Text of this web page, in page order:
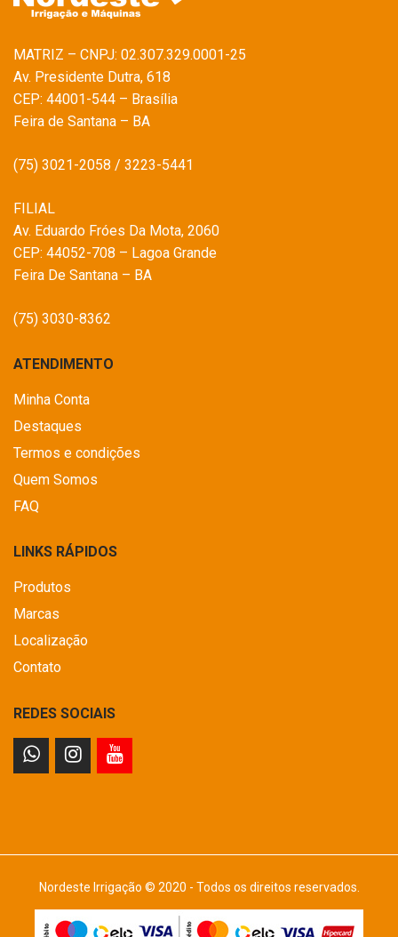
MATRIZ – CNPJ: 02.307.329.0001-25
Av. Presidente Dutra, 618
CEP: 44001-544 – Brasília
Feira de Santana – BA
(75) 3021-2058 / 3223-5441
FILIAL
Av. Eduardo Fróes Da Mota, 2060
CEP: 44052-708 – Lagoa Grande
Feira De Santana – BA
(75) 3030-8362
ATENDIMENTO
Minha Conta
Destaques
Termos e condições
Quem Somos
FAQ
LINKS RÁPIDOS
Produtos
Marcas
Localização
Contato
REDES SOCIAIS
Nordeste Irrigação © 2020 - Todos os direitos reservados.